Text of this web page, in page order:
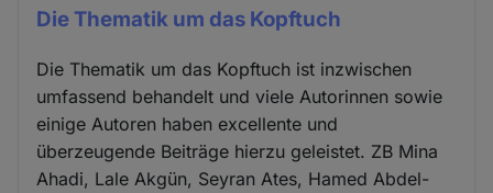
Die Thematik um das Kopftuch
Die Thematik um das Kopftuch ist inzwischen
umfassend behandelt und viele Autorinnen sowie
einige Autoren haben excellente und
überzeugende Beiträge hierzu geleistet. ZB Mina
Ahadi, Lale Akgün, Seyran Ates, Hamed Abdel-